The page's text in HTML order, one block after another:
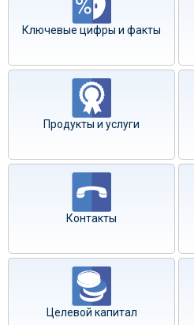
Ключевые цифры и факты
Продукты и услуги
Контакты
Целевой капитал